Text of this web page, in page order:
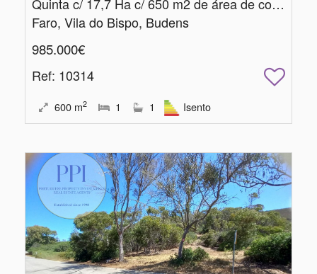
Faro, Vila do Bispo, Budens
985.000€
Ref: 10314
600 m2 1 1 Isento